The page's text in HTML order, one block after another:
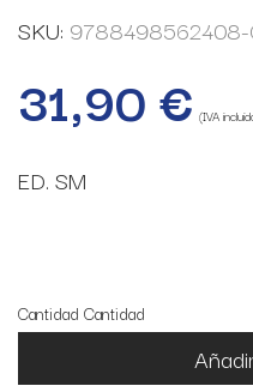
SKU: 9788498562408-
31,90€ (IVA
ED. SM
Cantidad Cantidad